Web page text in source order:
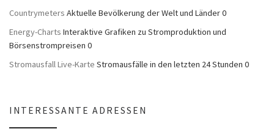
Countrymeters Aktuelle Bevölkerung der Welt und Länder 0
Energy-Charts Interaktive Grafiken zu Stromproduktion und
Börsenstrompreisen 0
Stromausfall Live-Karte Stromausfälle in den letzten 24 Stunden 0
INTERESSANTE ADRESSEN